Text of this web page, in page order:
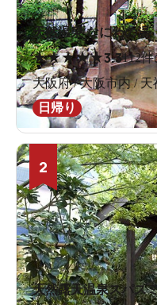
天然温泉 なにわの湯
★★★★★3.3112
大阪府 / 大阪市内 /
日帰り
2
天然露天温泉スパス